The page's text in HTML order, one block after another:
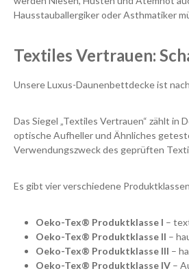
Hausstauballergiker oder Asthmatiker
Textiles Vertrauen:
Unsere Luxus-Daunenbettdecke ist
Das Siegel „Textiles Vertrauen“ zählt
optische Aufheller und Ähnliches
Verwendungszweck des geprüften
Es gibt vier verschiedene
Oeko-Tex® Produktklasse I –
Oeko-Tex® Produktklasse II –
Oeko-Tex® Produktklasse III –
Oeko-Tex® Produktklasse IV –